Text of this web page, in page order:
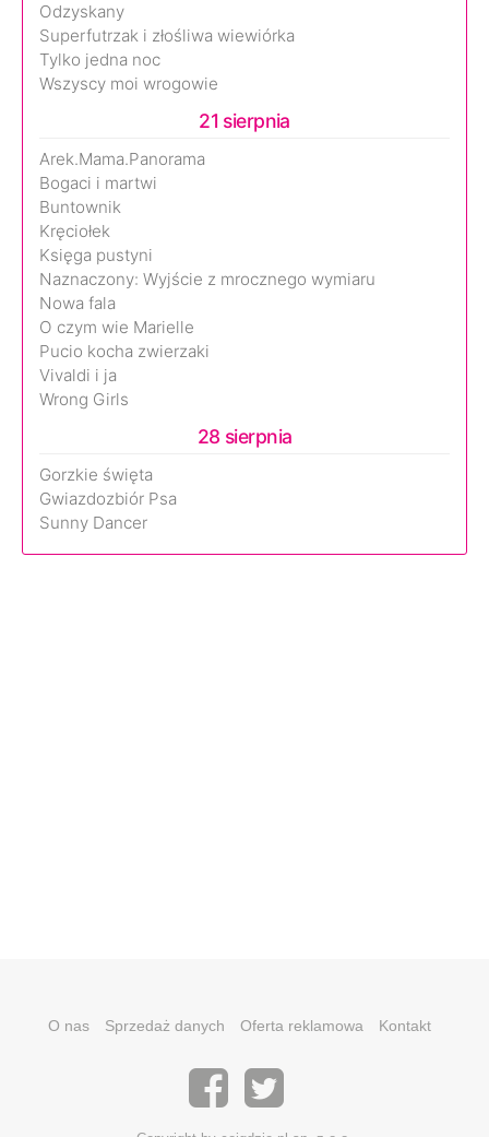
Odzyskany
Superfutrzak i złośliwa wiewiórka
Tylko jedna noc
Wszyscy moi wrogowie
21 sierpnia
Arek.Mama.Panorama
Bogaci i martwi
Buntownik
Kręciołek
Księga pustyni
Naznaczony: Wyjście z mrocznego wymiaru
Nowa fala
O czym wie Marielle
Pucio kocha zwierzaki
Vivaldi i ja
Wrong Girls
28 sierpnia
Gorzkie święta
Gwiazdozbiór Psa
Sunny Dancer
O nas Sprzedaż danych Oferta reklamowa Kontakt